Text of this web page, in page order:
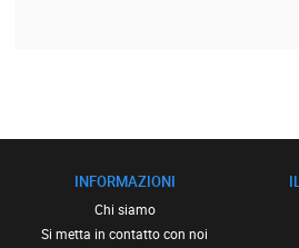
INFORMAZIONI
Chi siamo
Si metta in contatto con noi